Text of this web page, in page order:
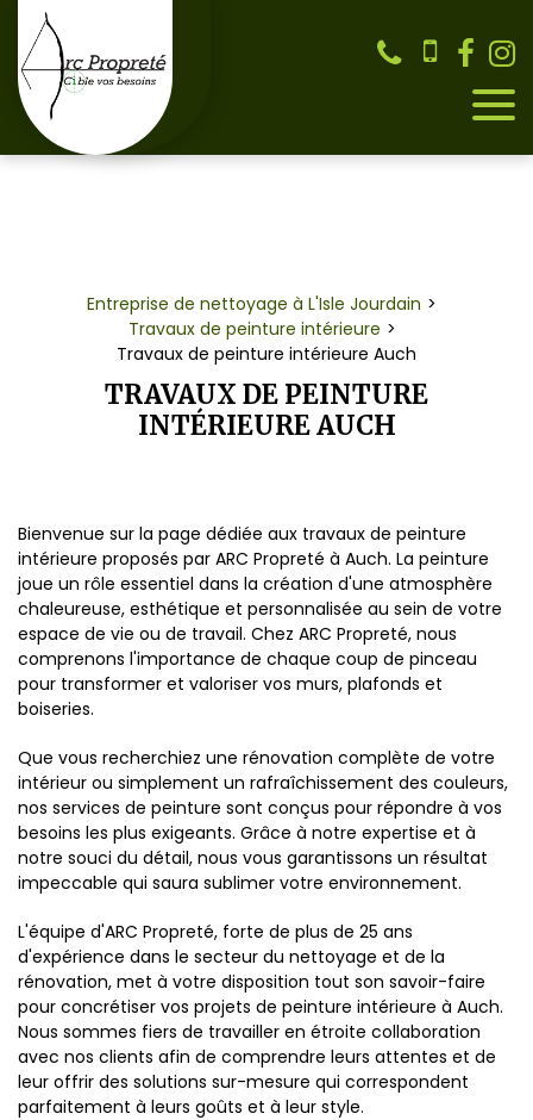
Entreprise de nettoyage à L'Isle Jourdain
Travaux de peinture intérieure
Travaux de peinture intérieure Auch
TRAVAUX DE PEINTURE
INTÉRIEURE AUCH
Bienvenue sur la page dédiée aux travaux de peinture
intérieure proposés par ARC Propreté à Auch. La peinture
joue un rôle essentiel dans la création d'une atmosphère
chaleureuse, esthétique et personnalisée au sein de votre
espace de vie ou de travail. Chez ARC Propreté, nous
comprenons l'importance de chaque coup de pinceau
pour transformer et valoriser vos murs, plafonds et
boiseries.
Que vous recherchiez une rénovation complète de votre
intérieur ou simplement un rafraîchissement des couleurs,
nos services de peinture sont conçus pour répondre à vos
besoins les plus exigeants. Grâce à notre expertise et à
notre souci du détail, nous vous garantissons un résultat
impeccable qui saura sublimer votre environnement.
L'équipe d'ARC Propreté, forte de plus de 25 ans
d'expérience dans le secteur du nettoyage et de la
rénovation, met à votre disposition tout son savoir-faire
pour concrétiser vos projets de peinture intérieure à Auch.
Nous sommes fiers de travailler en étroite collaboration
avec nos clients afin de comprendre leurs attentes et de
leur offrir des solutions sur-mesure qui correspondent
parfaitement à leurs goûts et à leur style.
Panneau de gestion des cookies